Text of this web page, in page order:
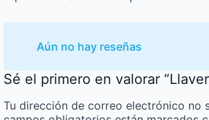
Aún no hay reseñas
Sé el primero en valorar
Tu dirección de correo electrónico no